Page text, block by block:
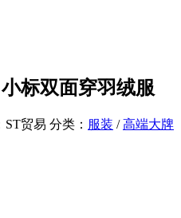
标双面穿羽绒服
ST贸易 分类： 服装 /高端大牌